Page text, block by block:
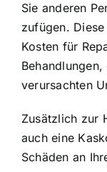
Sie anderen
zufügen.
Kosten für
verursachten
Zusätzlich zur
auch eine
Schäden an